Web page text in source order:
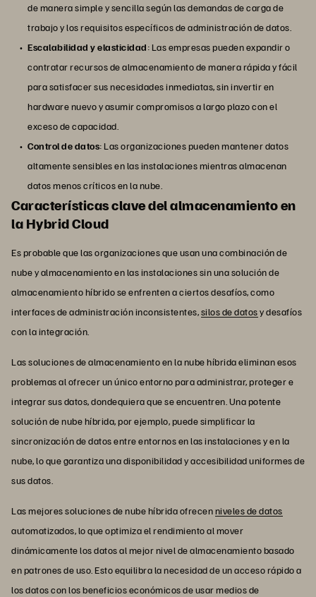
de manera simple y sencilla según las demandas de carga de
trabajo y los requisitos específicos de administración de datos.
Escalabilidad y elasticidad: Las empresas pueden expandir o
contratar recursos de almacenamiento de manera rápida y fácil
para satisfacer sus necesidades inmediatas, sin invertir en
hardware nuevo y asumir compromisos a largo plazo con el
exceso de capacidad.
Control de datos: Las organizaciones pueden mantener datos
altamente sensibles en las instalaciones mientras almacenan
datos menos críticos en la nube.
Características clave del almacenamiento en
la Hybrid Cloud
Es probable que las organizaciones que usan una combinación de
nube y almacenamiento en las instalaciones sin una solución de
almacenamiento híbrido se enfrenten a ciertos desafíos, como
interfaces de administración inconsistentes,silos de datosy desafíos
con la integración.
Las soluciones de almacenamiento en la nube híbrida eliminan esos
problemas al ofrecer un único entorno para administrar, proteger e
integrar sus datos, dondequiera que se encuentren. Una potente
solución de nube híbrida, por ejemplo, puede simplificar la
sincronización de datos entre entornos en las instalaciones y en la
nube, lo que garantiza una disponibilidad y accesibilidad uniformes de
sus datos.
Las mejores soluciones de nube híbrida ofrecenniveles de datos
automatizados, lo que optimiza el rendimiento al mover
dinámicamente los datos al mejor nivel de almacenamiento basado
en patrones de uso. Esto equilibra la necesidad de un acceso rápido a
los datos con los beneficios económicos de usar medios de